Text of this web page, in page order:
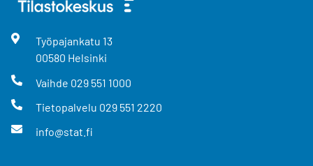
Työpajankatu 13
00580 Helsinki
Vaihde 029 551 1000
Tietopalvelu 029 551 2220
info@stat.fi